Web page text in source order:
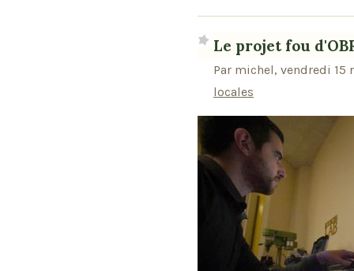
Le projet fou
Par michel, vendredi 15
locales